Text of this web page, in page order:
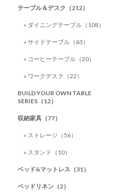
テーブル＆デスク（212）
» ダイニングテーブル（108）
» サイドテーブル（63）
» コーヒーテーブル（20）
» ワークデスク（22）
BUILD YOUR OWN TABLE
SERIES（12）
収納家具（77）
» ストレージ（56）
» スタンド（10）
ベッド&マットレス（31）
ベッドリネン（2）